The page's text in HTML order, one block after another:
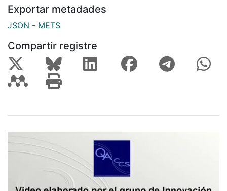
Exportar metadades
JSON - METS
Compartir registre